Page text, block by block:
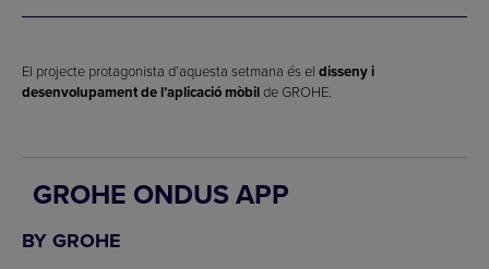
El projecte protagonista d’aquesta setmana és el disseny i
desenvolupament de l’aplicació mòbilde GROHE.
GROHE ONDUS APP
BY GROHE